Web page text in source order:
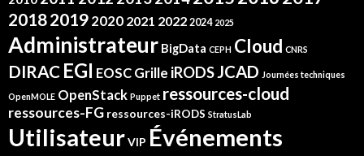
20182019 2020 2021 2022 2024 2025
Administrateur BigData CEPH Cloud CNRS
DIRAC EGI EOSC Grille iRODSJCAD Journées techniques
OpenMOLE OpenStack Puppet ressources-cloud
ressources-FG ressources-iRODS StratusLab
UtilisateurVIP Événements